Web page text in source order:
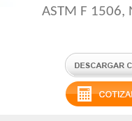
ASTM F 1506,